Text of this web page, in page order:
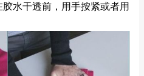
水干透前，用手按紧或者用